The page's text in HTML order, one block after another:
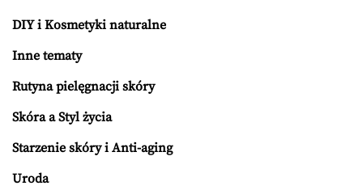
DIY i Kosmetyki naturalne
Inne tematy
Rutyna pielęgnacji skóry
Skóra a Styl życia
Starzenie skóry i Anti-aging
Uroda